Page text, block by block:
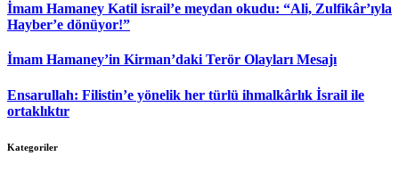
İmam Hamaney Katil israil’e meydan okudu: “Ali, Zulfikâr’ıyla
Hayber’e dönüyor!”
İmam Hamaney’in Kirman’daki Terör Olayları Mesajı
Ensarullah: Filistin’e yönelik her türlü ihmalkârlık İsrail ile
ortaklıktır
Kategoriler